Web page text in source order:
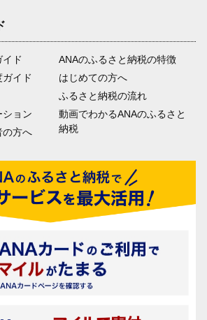
ド
イド
ョン
の方へ
ANAのふるさと納税の特徴
はじめての方へ
ふるさと納税の流れ
動画でわかるANAのふるさと
納税